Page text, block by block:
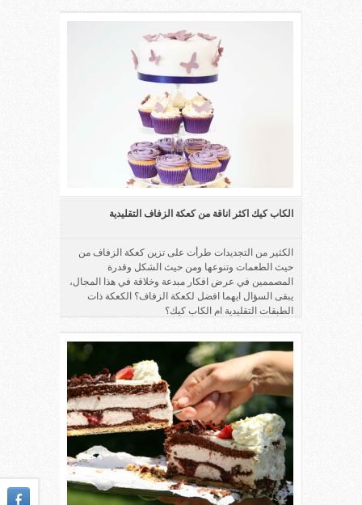
الكاب كيك اكثر اناقة من كعكة الزفاف التقليدية
الكثير من التجديدات طرأت على تزين كعكة الزفاف من
حيث الطعمات وتنوعها ومن حيث الشكل وقدرة
المصممين في عرض افكار مبدعة وخلاقة في هذا المجال،
يبقى السؤال ايهما افضل لكعكة الزفاف؟ الكعكة ذات
الطبقات التقليدية ام الكاب كيك؟